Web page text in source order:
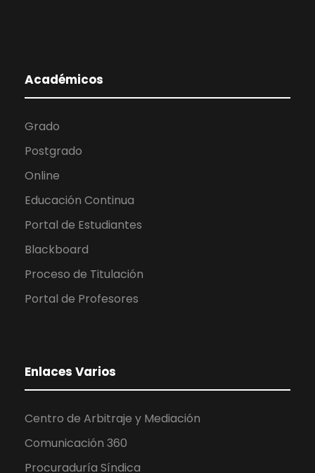
Académicos
Grado
Postgrado
Online
Educación Continua
Portal de Estudiantes
Blackboard
Proceso de Titulación
Portal de Profesores
Enlaces Varios
Centro de Arbitraje y Mediación
Comunicación 360
Procuraduría Síndica